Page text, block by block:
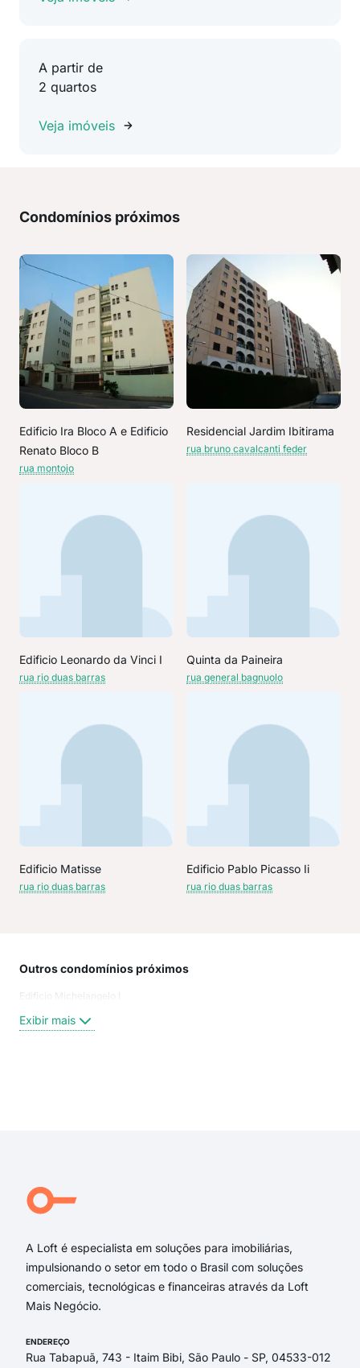
A partir de
2 quartos
Veja imóveis
Condomínios próximos
Edificio Ira Bloco A e Edificio
Renato Bloco B
rua montojo
Residencial Jardim Ibitirama
rua bruno cavalcanti feder
Edificio Leonardo da Vinci I
rua rio duas barras
Quinta da Paineira
rua general bagnuolo
Edificio Matisse
rua rio duas barras
Edificio Pablo Picasso Ii
rua rio duas barras
Outros condomínios próximos
Edificio Michelangelo I
Exibir mais
A Loft é especialista em soluções para imobiliárias,
impulsionando o setor em todo o Brasil com soluções
comerciais, tecnológicas e financeiras através da Loft
Mais Negócio.
ENDEREÇO
Rua Tabapuã, 743 - Itaim Bibi, São Paulo - SP, 04533-012